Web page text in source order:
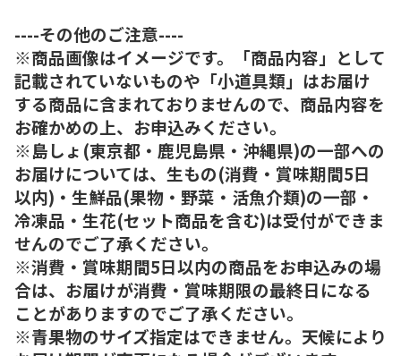
----その他のご注意----
※商品画像はイメージです。「商品内容」として
記載されていないものや「小道具類」はお届け
する商品に含まれておりませんので、商品内容を
お確かめの上、お申込みください。
※島しょ(東京都・鹿児島県・沖縄県)の一部への
お届けについては、生もの(消費・賞味期間5日
以内)・生鮮品(果物・野菜・活魚介類)の一部・
冷凍品・生花(セット商品を含む)は受付ができま
せんのでご了承ください。
※消費・賞味期間5日以内の商品をお申込みの場
合は、お届けが消費・賞味期限の最終日になる
ことがありますのでご了承ください。
※青果物のサイズ指定はできません。天候により